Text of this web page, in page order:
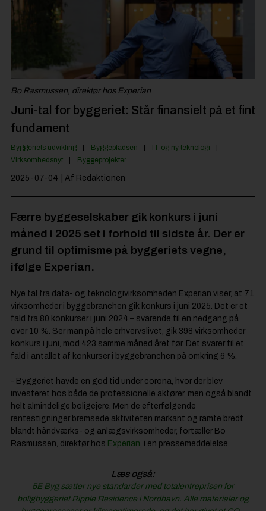
Bo Rasmussen, direktør hos Experian
Juni-tal for byggeriet: Står finansielt på et fint
fundament
Byggeriets udvikling Byggepladsen
IT og ny teknologi
Virksomhedsnyt
Byggeprojekter
2025-07-04 | Af Redaktionen
Færre byggeselskaber gik konkurs i juni
måned i 2025 set i forhold til sidste år. Der er
grund til optimisme på byggeriets vegne,
ifølge Experian.
Nye tal fra data- og teknologivirksomheden Experian viser, at 71
virksomheder i byggebranchen gik konkurs i juni 2025. Det er et
fald fra 80 konkurser i juni 2024 – svarende til en nedgang på
over 10 %. Ser man på hele erhvervslivet, gik 398 virksomheder
konkurs i juni, mod 423 samme måned året før. Det svarer til et
fald i antallet af konkurser i byggebranchen på omkring 6 %.
- Byggeriet havde en god tid under corona, hvor der blev
investeret hos både de professionelle aktører, men også blandt
helt almindelige boligejere. Men de efterfølgende
rentestigninger bremsede aktiviteten markant og ramte bredt
blandt håndværks- og anlægsvirksomheder, fortæller Bo
Rasmussen, direktør hos Experian , i en pressemeddelelse.
Læs også:
5E Byg sætter nye standarder med totalentreprisen for
boligbyggeriet Ripple Residence i Nordhavn. Alle materialer og